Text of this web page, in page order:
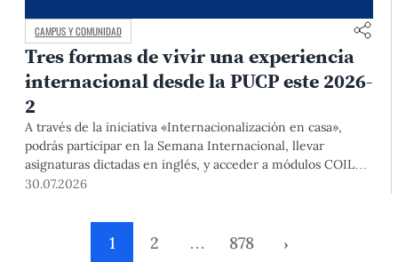
CAMPUS Y COMUNIDAD
Tres formas de vivir una experiencia
internacional desde la PUCP este 2026-
2
A través de la iniciativa «Internacionalización en casa»,
podrás participar en la Semana Internacional, llevar
asignaturas dictadas en inglés, y acceder a módulos COIL
junto con estudiantes y docentes de universidades
mediante el Campus Virtual, durante la Matrícula 2026-2.
30.07.2026
1 2 … 878 ›